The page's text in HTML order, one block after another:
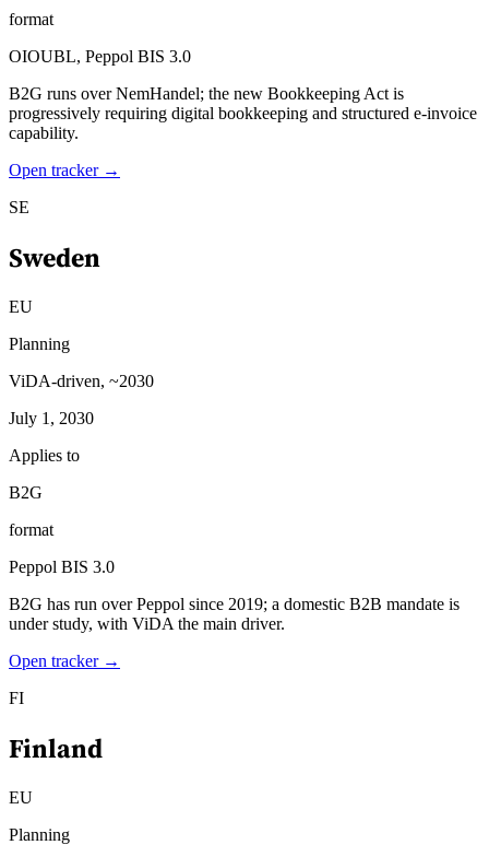
format
OIOUBL, Peppol BIS 3.0
B2G runs over NemHandel; the new Bookkeeping Act is
progressively requiring digital bookkeeping and structured e-invoice
capability.
Open tracker →
SE
Sweden
EU
Planning
ViDA-driven, ~2030
July 1, 2030
Applies to
B2G
format
Peppol BIS 3.0
B2G has run over Peppol since 2019; a domestic B2B mandate is
under study, with ViDA the main driver.
Open tracker →
FI
Finland
EU
Planning